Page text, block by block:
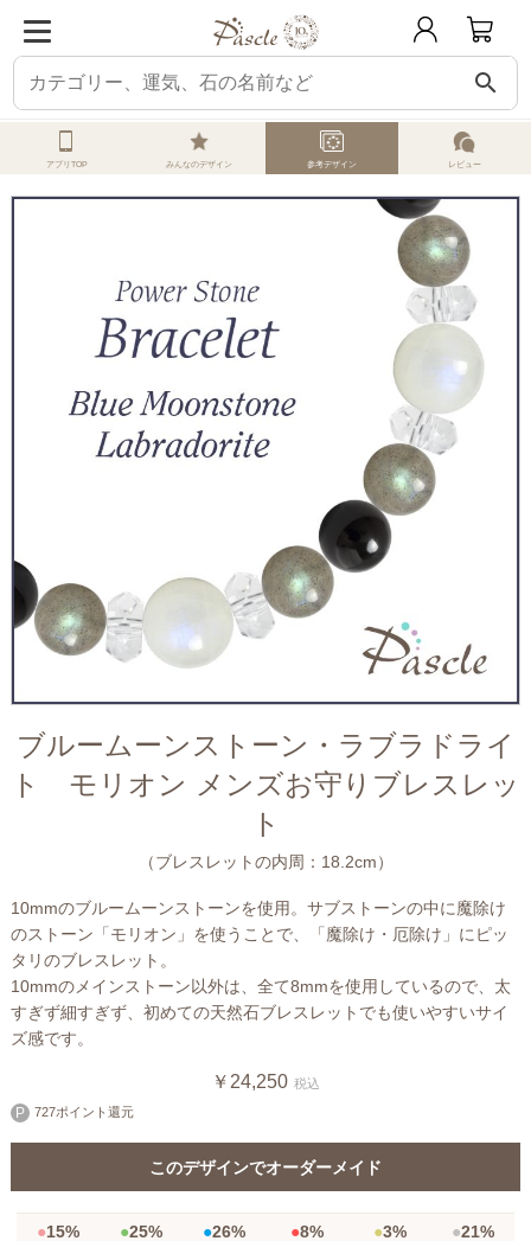
search
ホーム オーダーメイド 参考デザイン ブルームーンストーン ブルーム
アプリTOP みんなのデザイン 参考デザイン レビュー
ブルームーンストーン・ラブラドライ
ト モリオン メンズお守りブレスレッ
ト
（ブレスレットの内周：18.2cm）
10mmのブルームーンストーンを使用。サブストーンの中に魔除け
のストーン「モリオン」を使うことで、「魔除け・厄除け」にピッ
タリのブレスレット。
10mmのメインストーン以外は、全て8mmを使用しているので、太
すぎず細すぎず、初めての天然石ブレスレットでも使いやすいサイ
ズ感です。
￥24,250 税込
727ポイント還元
このデザインでオーダーメイド
15% 25% 26% 8% 3%
21%